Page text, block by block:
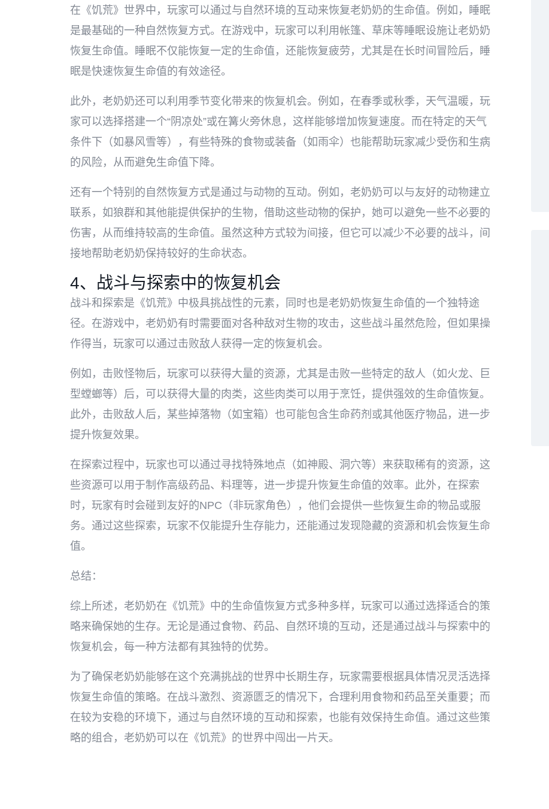
在《饥荒》世界中，玩家可以通过与自然环境的互动来恢复老奶奶的生命值。例如，睡眠
是最基础的一种自然恢复方式。在游戏中，玩家可以利用帐篷、草床等睡眠设施让老奶奶
恢复生命值。睡眠不仅能恢复一定的生命值，还能恢复疲劳，尤其是在长时间冒险后，睡
眠是快速恢复生命值的有效途径。
此外，老奶奶还可以利用季节变化带来的恢复机会。例如，在春季或秋季，天气温暖，玩
家可以选择搭建一个“阴凉处”或在篝火旁休息，这样能够增加恢复速度。而在特定的天气
条件下（如暴风雪等），有些特殊的食物或装备（如雨伞）也能帮助玩家减少受伤和生病
的风险，从而避免生命值下降。
还有一个特别的自然恢复方式是通过与动物的互动。例如，老奶奶可以与友好的动物建立
联系，如狼群和其他能提供保护的生物，借助这些动物的保护，她可以避免一些不必要的
伤害，从而维持较高的生命值。虽然这种方式较为间接，但它可以减少不必要的战斗，间
接地帮助老奶奶保持较好的生命状态。
4、战斗与探索中的恢复机会
战斗和探索是《饥荒》中极具挑战性的元素，同时也是老奶奶恢复生命值的一个独特途
径。在游戏中，老奶奶有时需要面对各种敌对生物的攻击，这些战斗虽然危险，但如果操
作得当，玩家可以通过击败敌人获得一定的恢复机会。
例如，击败怪物后，玩家可以获得大量的资源，尤其是击败一些特定的敌人（如火龙、巨
型螳螂等）后，可以获得大量的肉类，这些肉类可以用于烹饪，提供强效的生命值恢复。
此外，击败敌人后，某些掉落物（如宝箱）也可能包含生命药剂或其他医疗物品，进一步
提升恢复效果。
在探索过程中，玩家也可以通过寻找特殊地点（如神殿、洞穴等）来获取稀有的资源，这
些资源可以用于制作高级药品、料理等，进一步提升恢复生命值的效率。此外，在探索
时，玩家有时会碰到友好的NPC（非玩家角色），他们会提供一些恢复生命的物品或服
务。通过这些探索，玩家不仅能提升生存能力，还能通过发现隐藏的资源和机会恢复生命
值。
总结：
综上所述，老奶奶在《饥荒》中的生命值恢复方式多种多样，玩家可以通过选择适合的策
略来确保她的生存。无论是通过食物、药品、自然环境的互动，还是通过战斗与探索中的
恢复机会，每一种方法都有其独特的优势。
为了确保老奶奶能够在这个充满挑战的世界中长期生存，玩家需要根据具体情况灵活选择
恢复生命值的策略。在战斗激烈、资源匮乏的情况下，合理利用食物和药品至关重要；而
在较为安稳的环境下，通过与自然环境的互动和探索，也能有效保持生命值。通过这些策
略的组合，老奶奶可以在《饥荒》的世界中闯出一片天。